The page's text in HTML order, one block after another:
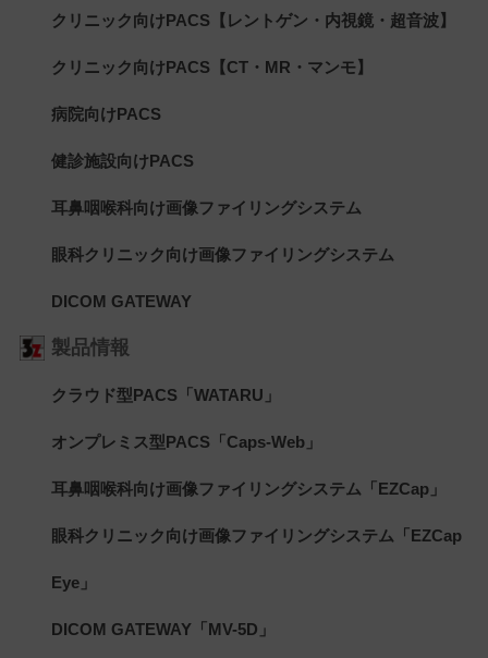
クリニック向けPACS【レントゲン・内視鏡・超音波】
クリニック向けPACS【CT・MR・マンモ】
病院向けPACS
健診施設向けPACS
耳鼻咽喉科向け画像ファイリングシステム
眼科クリニック向け画像ファイリングシステム
DICOM GATEWAY
製品情報
クラウド型PACS「WATARU」
オンプレミス型PACS「Caps-Web」
耳鼻咽喉科向け画像ファイリングシステム「EZCap」
眼科クリニック向け画像ファイリングシステム「EZCap
Eye」
DICOM GATEWAY「MV-5D」